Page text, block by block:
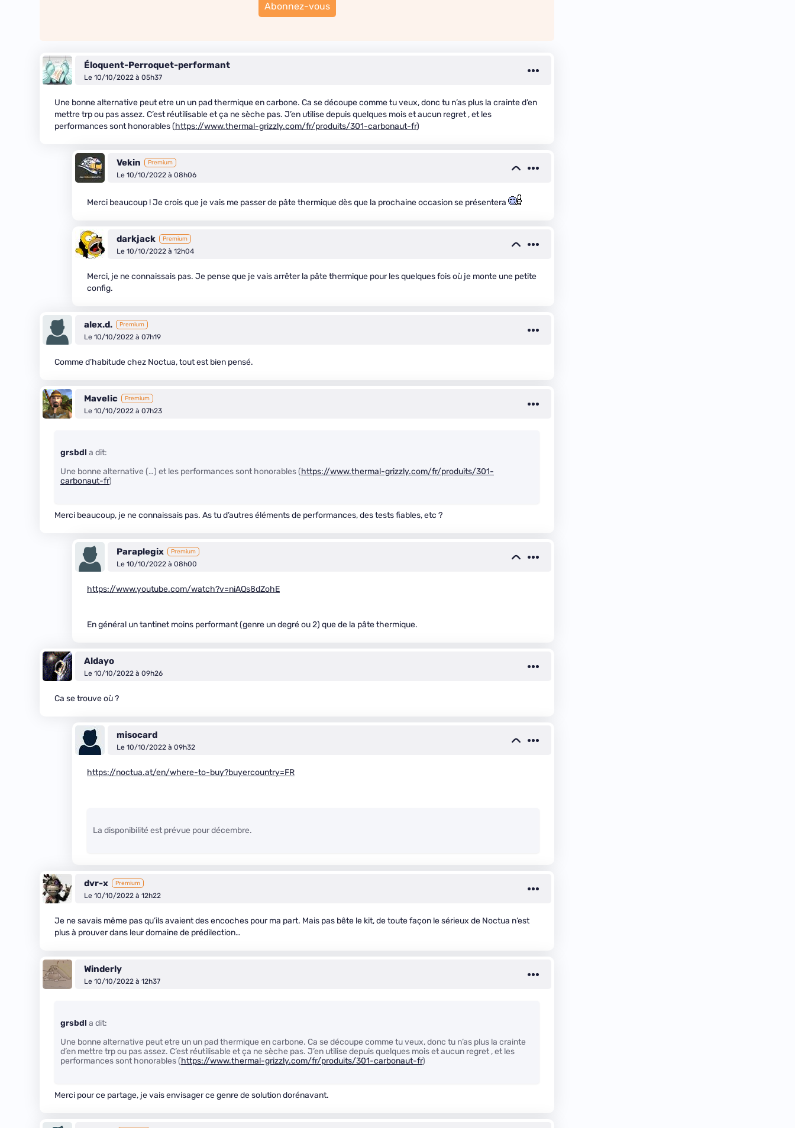
Abonnez-vous
Éloquent-Perroquet-performant
Le 10/10/2022 à 05h37
Une bonne alternative peut etre un un pad thermique en carbone. Ca se découpe comme tu veux, donc tu n’as plus la crainte d’en
mettre trp ou pas assez. C’est réutilisable et ça ne sèche pas. J’en utilise depuis quelques mois et aucun regret , et les
performances sont honorables (https://www.thermal-grizzly.com/fr/produits/301-carbonaut-fr)
Vekin Premium
Le 10/10/2022 à 08h06
Merci beaucoup ! Je crois que je vais me passer de pâte thermique dès que la prochaine occasion se présentera
darkjack Premium
Le 10/10/2022 à 12h04
Merci, je ne connaissais pas. Je pense que je vais arrêter la pâte thermique pour les quelques fois où je monte une petite
config.
alex.d. Premium
Le 10/10/2022 à 07h19
Comme d’habitude chez Noctua, tout est bien pensé.
Mavelic Premium
Le 10/10/2022 à 07h23
grsbdl a dit:
Une bonne alternative (…) et les performances sont honorables (https://www.thermal-grizzly.com/fr/produits/301-
carbonaut-fr)
Merci beaucoup, je ne connaissais pas. As tu d’autres éléments de performances, des tests fiables, etc ?
Paraplegix Premium
Le 10/10/2022 à 08h00
https://www.youtube.com/watch?v=niAQs8dZohE
En général un tantinet moins performant (genre un degré ou 2) que de la pâte thermique.
Aldayo
Le 10/10/2022 à 09h26
Ca se trouve où ?
misocard
Le 10/10/2022 à 09h32
https://noctua.at/en/where-to-buy?buyercountry=FR
La disponibilité est prévue pour décembre.
dvr-x Premium
Le 10/10/2022 à 12h22
Je ne savais même pas qu’ils avaient des encoches pour ma part. Mais pas bête le kit, de toute façon le sérieux de Noctua n’est
plus à prouver dans leur domaine de prédilection…
Winderly
Le 10/10/2022 à 12h37
grsbdl a dit:
Une bonne alternative peut etre un un pad thermique en carbone. Ca se découpe comme tu veux, donc tu n’as plus la crainte
d’en mettre trp ou pas assez. C’est réutilisable et ça ne sèche pas. J’en utilise depuis quelques mois et aucun regret , et les
performances sont honorables (https://www.thermal-grizzly.com/fr/produits/301-carbonaut-fr)
Merci pour ce partage, je vais envisager ce genre de solution dorénavant.